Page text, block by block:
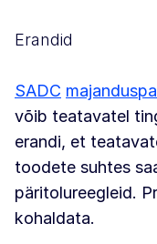
Erandid
SADC
võib teatavatel
erandi, et
toodete suhtes
päritolureegleid.
kohaldata.